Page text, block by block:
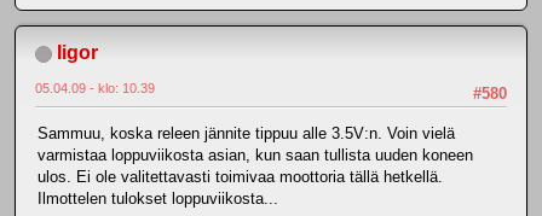
Iigor
#580
05.04.09 - klo: 10.39
Sammuu, koska releen jännite tippuu alle 3.5V:n. Voin vielä
varmistaa loppuviikosta asian, kun saan tullista uuden koneen
ulos. Ei ole valitettavasti toimivaa moottoria tällä hetkellä.
Ilmottelen tulokset loppuviikosta...